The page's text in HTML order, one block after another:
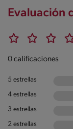
Evaluación
0 calificaciones
5 estrellas
4 estrellas
3 estrellas
2 estrellas